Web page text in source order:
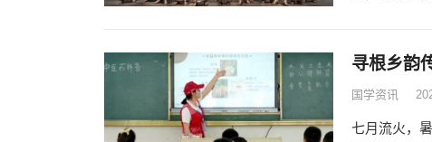
寻根乡韵
国学资讯
七月流火，